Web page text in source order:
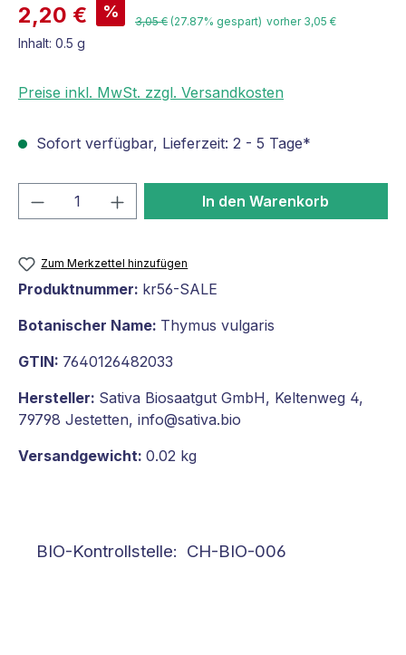
2,20 € %
3,05 € (27.87% gespart) vorher 3,05 €
Inhalt: 0.5 g
Preise inkl. MwSt. zzgl. Versandkosten
Sofort verfügbar, Lieferzeit: 2 - 5 Tage*
Produkt Anzahl: Gib denIn den Warenkorb
Zum Merkzettel hinzufügen
Produktnummer: kr56-SALE
Botanischer Name: Thymus vulgaris
GTIN: 7640126482033
Hersteller: Sativa Biosaatgut GmbH, Keltenweg 4,
79798 Jestetten, info@sativa.bio
Versandgewicht: 0.02 kg
BIO-Kontrollstelle: CH-BIO-006